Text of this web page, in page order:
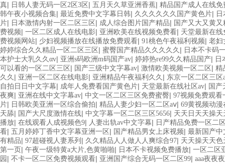
真| 日韩人妻无码一区2区3区 | 五月天久草亚洲香蕉| 精品国产成人在线免
韩午夜小视频合集| 最近免费中文字幕日韩| 久久久久久久国产黄色片|
片| 日本激情内射一区二区三区 | 成人综合图片国产精品| 国产又大又黄又
费视频| 一区二区成人在线电影| 亚洲欧美在线视频免费看| 天堂最新在
费视频网站| 少妇视频播放在线播放免费观看| 91桃色午夜福利视频| 老妇
婷婷综合久久精品一区二区三区 | 蜜臀国产精品久久久久久 | 日本不卡码
本护士大乳久久αv| 亚洲s码欧洲m码国产av| 婷婷热re99久久精品国产| 日
可以看的一区二区三区 | 国产三级中文字幕av| 激情欧美视频一区二区 | 精
久久 | 亚洲一区二区在线电影| 亚洲精品午夜福利久久 | 东京一区二区三区
自拍日日中文字幕| 成年人免费看国产黄色片| 天堂最新在线社区av| 国
夜爽| 亚洲在线中文字幕av| 中文一区二区三区免费蜜臀| 97视频免费观看
片| 日韩欧美亚洲一区综合偷拍| 精品人妻少妇一区二区aⅴ| 69黄视频动
天舔| 国产大尺度激情在线| 中文字幕一区二区三区5656| 天天日天天操
播放| 在线观看人成视频色9| 人妻出轨av中文字幕| 日产精品免费一区二
看| 五月婷婷丁香中文字幕亚洲一区 | 国产精品男女上床视频| 最新国产中
有精品| 97超碰视人妻系列 | 久久精品人人做人人爽综合97| 天天操天天
第一页 | 午夜一级特黄a大片,色黄啪啪| 日本不卡视频免费播放| 一区二区
园 | 不卡一区二区免费视频观看| 亚洲国产综合无码一区二区99| aaa夜夜